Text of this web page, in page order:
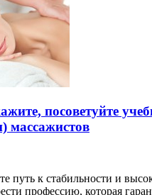
посоветуйте
массажистов
путь к стабильности и
профессию, которая